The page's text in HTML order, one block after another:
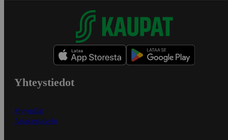
Yhteystiedot
Myymälät
Asiakaspalvelu